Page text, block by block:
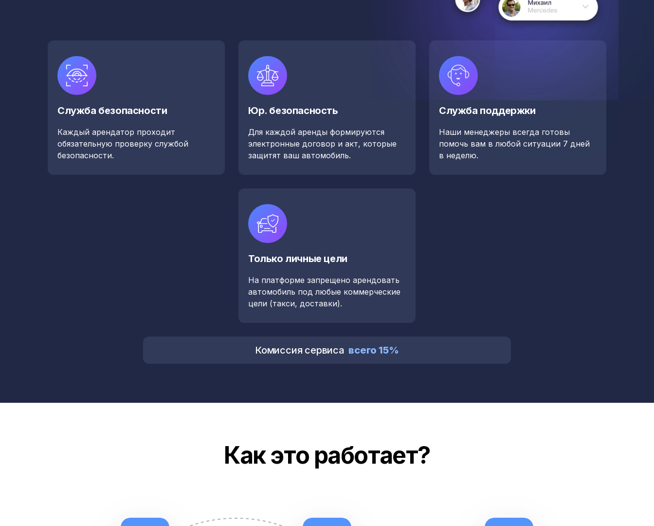
Служба безопасности
Каждый арендатор проходит
обязательную проверку службой
безопасности.
Юр. безопасность
Для каждой аренды формируются
электронные договор и акт, которые
защитят ваш автомобиль.
Служба поддержки
Наши менеджеры всегда готовы
помочь вам в любой ситуации 7 дней
в неделю.
Только личные цели
На платформе запрещено арендовать
автомобиль под любые коммерческие
цели (такси, доставки).
Комиссия сервиса всего 15%
Как это работает?